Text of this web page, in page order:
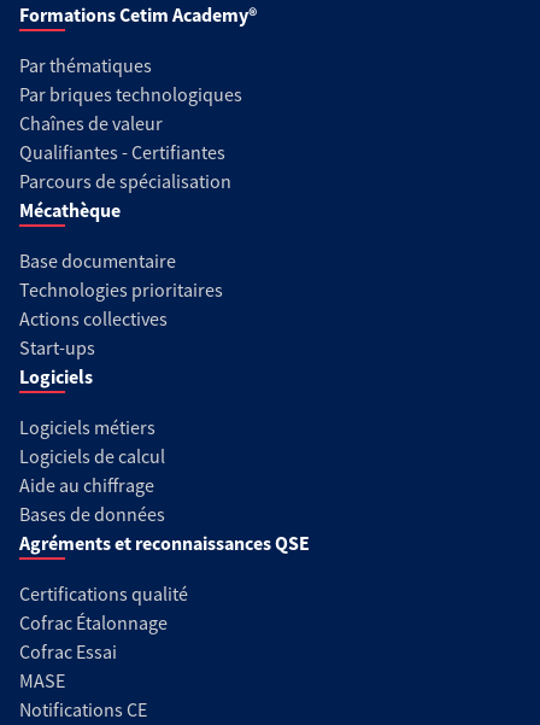
Formations Cetim Academy®
Par thématiques
Par briques technologiques
Chaînes de valeur
Qualifiantes - Certifiantes
Parcours de spécialisation
Mécathèque
Base documentaire
Technologies prioritaires
Actions collectives
Start-ups
Logiciels
Logiciels métiers
Logiciels de calcul
Aide au chiffrage
Bases de données
Agréments et reconnaissances QSE
Certifications qualité
Cofrac Étalonnage
Cofrac Essai
MASE
Notifications CE